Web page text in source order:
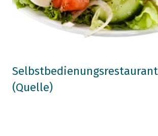
(Quelle)